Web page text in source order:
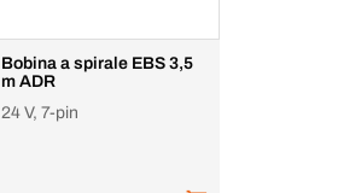
Bobina a spirale EBS 3,5
m ADR
24 V, 7-pin